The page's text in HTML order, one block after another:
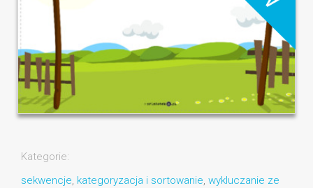
Kategorie:
sekwencje, kategoryzacja i sortowanie, wykluczanie ze